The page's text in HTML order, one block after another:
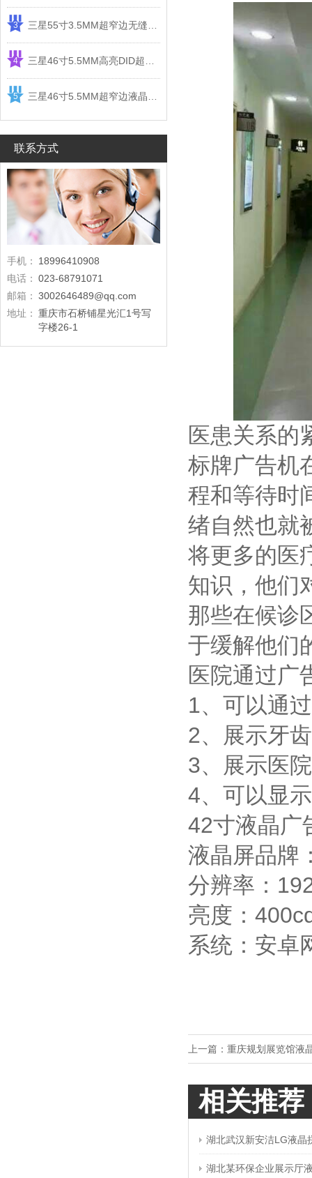
3
4
5
联系方式
手机：
18996410908
电话： 023-68791071
邮箱： 3002646489@qq.com
地址： 重庆市石桥铺星光汇1号写
字楼26-1
医患关系的
标牌广告机
程和等待时
绪自然也就
将更多的医
知识，他们
那些在候诊
于缓解他们
医院通过广
1、可以通
2、展示牙
3、展示医
4、可以显
42寸液晶广
液晶屏品牌
分辨率：
亮度：
系统：安卓
上一篇： 重庆规划展览馆液
相关推荐
湖北武汉新安洁LG液晶
湖北某环保企业展示厅